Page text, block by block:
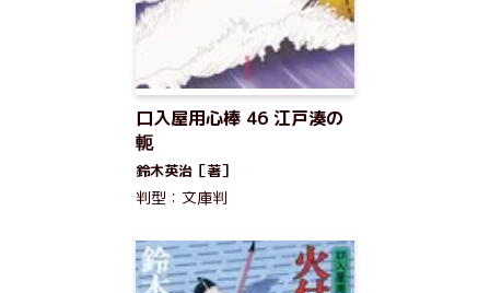
口入屋用心棒 46 江戸湊の
軛
鈴木英治［著］
判型：文庫判